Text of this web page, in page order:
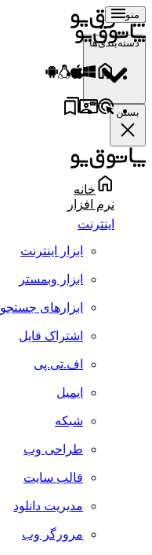
منو
دسته‌بندی‌ها
بستن
خانه
نرم افزار
اینترنت
ابزار اینترنت
ابزار وبمستر
ابزارهای جستجو
اشتراک فایل
اف.تی.پی
ایمیل
شبکه
طراحی وب
قالب سایت
مدیریت دانلود
مرورگر وب